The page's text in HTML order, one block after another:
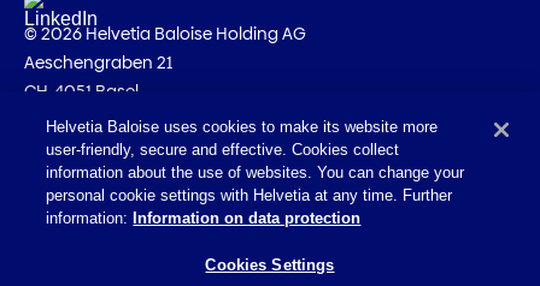
© 2026 Helvetia Baloise Holding AG
Aeschengraben 21
CH-4051 Basel
Impressum
Rechtliche Hinweise
Datenschutz
Helvetia Baloise uses cookies to make its website more
user-friendly, secure and effective. Cookies collect
information about the use of websites. You can change your
personal cookie settings with Helvetia at any time. Further
information: Information on data protection
Cookies Settings